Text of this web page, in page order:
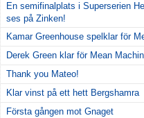
En semifinalplats i Superserien
ses på Zinken!
Kamar Greenhouse spelklar för
Derek Green klar för Mean
Thank you Mateo!
Klar vinst på ett hett Bergshamra
Första gången mot Gnaget